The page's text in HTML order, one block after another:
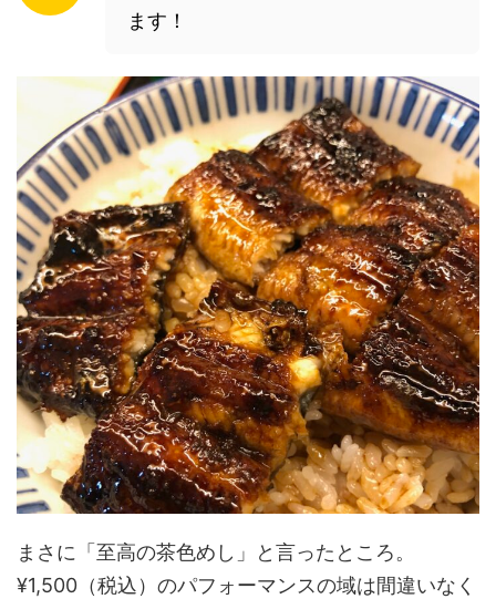
ます！
まさに「至高の茶色めし」と言ったところ。
¥1,500（税込）のパフォーマンスの域は間違いなく